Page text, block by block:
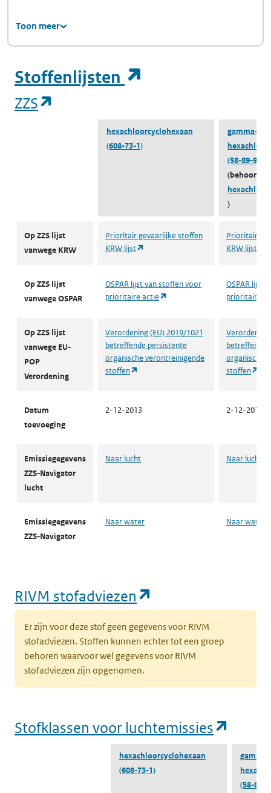
Toon meer
Stoffenlijsten
ZZS
hexachloorcyclohexaan
(608-73-1)
gamma-
(58-89-9)
(behoort
)
Op ZZS lijst
vanwege KRW
Prioritair gevaarlijke stoffen
KRW lijst
(opent in een nieuw tabblad)
Prioritair
KRW lijst
Op ZZS lijst
vanwege OSPAR
OSPAR lijst van stoffen voor
prioritaire actie
(opent in een nieuw tabblad)
OSPAR lijst
prioritaire
Op ZZS lijst
vanwege EU-
POP
Verordening
Verordening (EU) 2019/1021
betreffende persistente
organische verontreinigende
stoffen
(opent in een nieuw tabblad)
Verordening
betreffende
organische
stoffen
Datum
toevoeging
2-12-2013 2-12-2013
Emissiegegevens
ZZS-Navigator
lucht
Naar lucht Naar lucht
Emissiegegevens
ZZS-Navigator
Naar water Naar water
Zoeker
RIVM stofadviezen
Er zijn voor deze stof geen gegevens voor RIVM
stofadviezen. Stoffen kunnen echter tot een groep
behoren waarvoor wel gegevens voor RIVM
stofadviezen zijn opgenomen.
Stofklassen voor luchtemissies
hexachloorcyclohexaan
(608-73-1)
gamma-
(58-89-